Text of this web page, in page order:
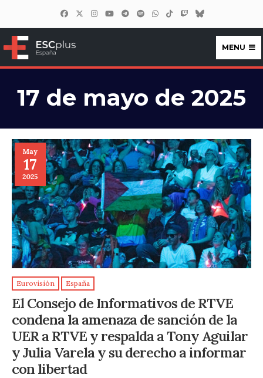
ESCplus España
MENU
17 de mayo de 2025
May
17
2025
Eurovisión España
El Consejo de Informativos de RTVE
condena la amenaza de sanción de la
UER a RTVE y respalda a Tony Aguilar
y Julia Varela y su derecho a informar
con libertad